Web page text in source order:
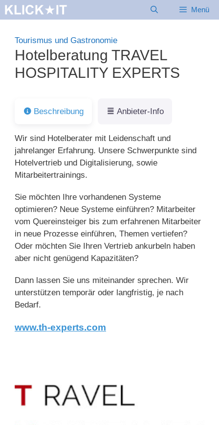
Zum
Inhalt
Menü
Tourismus und Gastronomie
Hotelberatung TRAVEL
HOSPITALITY EXPERTS
Beschreibung Anbieter-Info
Wir sind Hotelberater mit Leidenschaft und
jahrelanger Erfahrung. Unsere Schwerpunkte sind
Hotelvertrieb und Digitalisierung, sowie
Mitarbeitertrainings.
Sie möchten Ihre vorhandenen Systeme
optimieren? Neue Systeme einführen? Mitarbeiter
vom Quereinsteiger bis zum erfahrenen Mitarbeiter
in neue Prozesse einführen, Themen vertiefen?
Oder möchten Sie Ihren Vertrieb ankurbeln haben
aber nicht genügend Kapazitäten?
Dann lassen Sie uns miteinander sprechen. Wir
unterstützen temporär oder langfristig, je nach
Bedarf.
www.th-experts.com